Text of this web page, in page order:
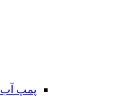
پمپ آب